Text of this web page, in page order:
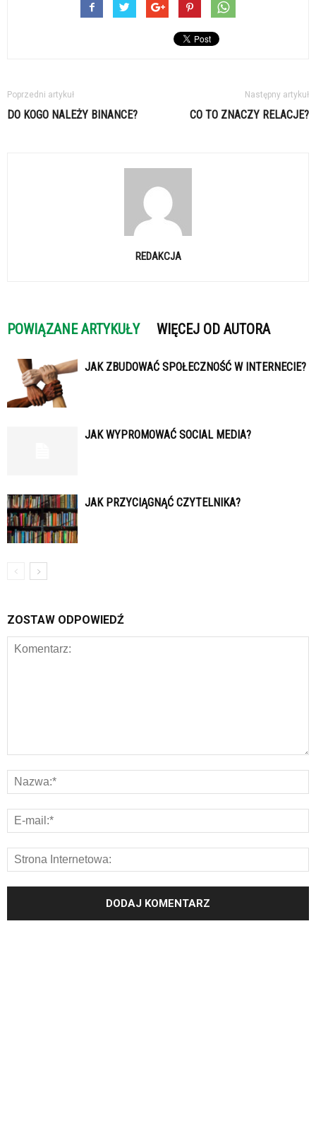
Poprzedni artykuł
DO KOGO NALEŻY BINANCE?
Następny artykuł
CO TO ZNACZY RELACJE?
REDAKCJA
POWIĄZANE ARTYKUŁY WIĘCEJ OD AUTORA
JAK ZBUDOWAĆ SPOŁECZNOŚĆ W INTERNECIE?
JAK WYPROMOWAĆ SOCIAL MEDIA?
JAK PRZYCIĄGNĄĆ CZYTELNIKA?
ZOSTAW ODPOWIEDŹ